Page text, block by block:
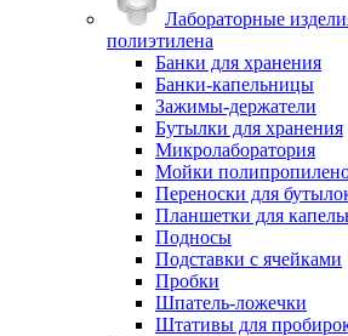
Лабораторные
полиэтилена
Банки для хранения
Банки-капельницы
Зажимы-держатели
Бутылки для хранения
Микролаборатория
Мойки
Переноски для
Планшетки для
Подносы
Подставки с ячейками
Пробки
Шпатель-ложечки
Штативы для